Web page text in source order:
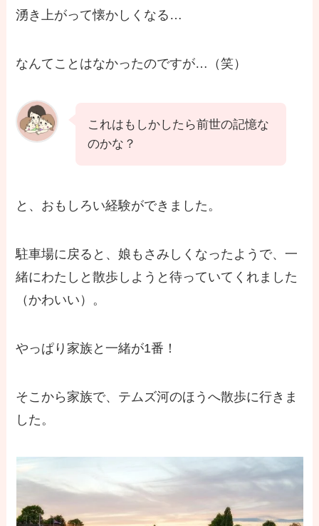
湧き上がって懐かしくなる…
なんてことはなかったのですが…（笑）
これはもしかしたら前世の記憶な
のかな？
と、おもしろい経験ができました。
駐車場に戻ると、娘もさみしくなったようで、一
緒にわたしと散歩しようと待っていてくれました
（かわいい）。
やっぱり家族と一緒が1番！
そこから家族で、テムズ河のほうへ散歩に行きま
した。